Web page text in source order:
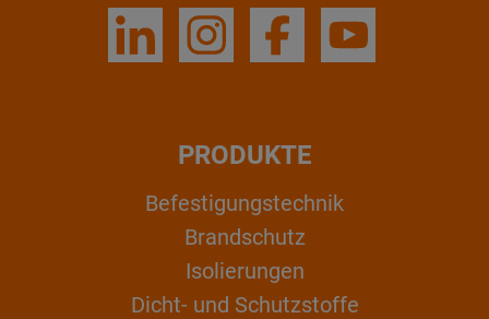
PRODUKTE
Befestigungstechnik
Brandschutz
Isolierungen
Dicht- und Schutzstoffe